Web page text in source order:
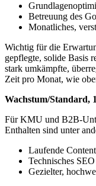
Betreuung des
Monatliches,
Wichtig für die
gepflegte, solide Basis
stark umkämpfte,
Zeit pro Monat, wie
Wachstum/Standard,
Für KMU und B2B-
Enthalten sind unter
Laufende
Technisches
Gezielter,